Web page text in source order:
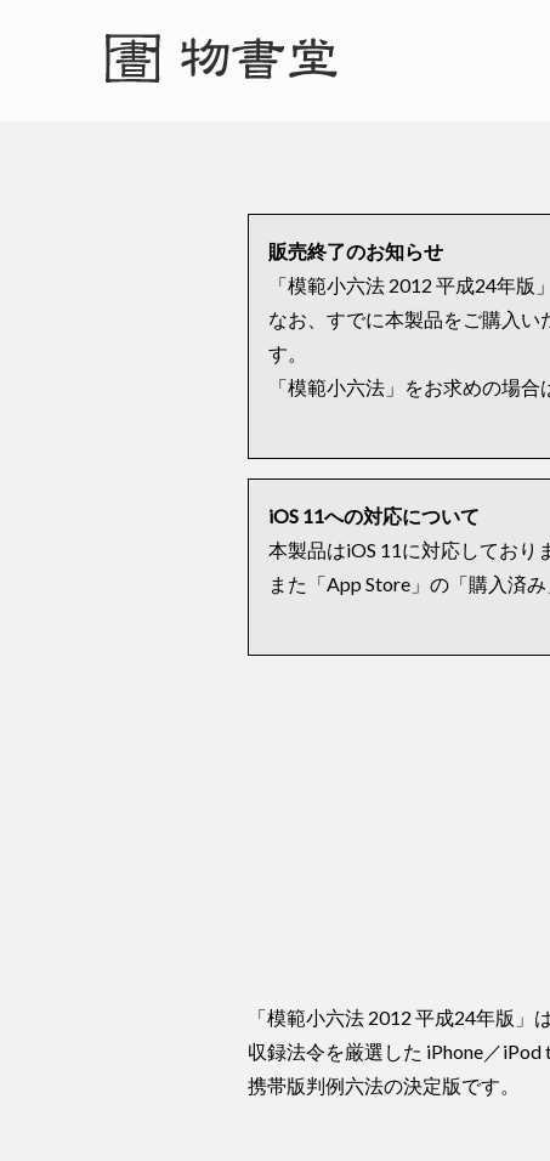
販売終了のお知らせ
「模範小六法 2012 平成24年
なお、すでに本製品をご購入い
す。
「模範小六法」をお求めの場合
iOS 11への対応について
本製品はiOS 11に対応しており
また「App Store」の「購入済
「模範小六法 2012 平成24年版
収録法令を厳選した iPhone／
携帯版判例六法の決定版です。